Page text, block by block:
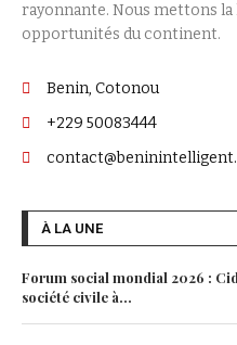
rayonnante. Nous mettons la
opportunités du continent.
Benin, Cotonou
+229 50083444
À LA UNE
Forum social mondial 2026 :
société civile à...